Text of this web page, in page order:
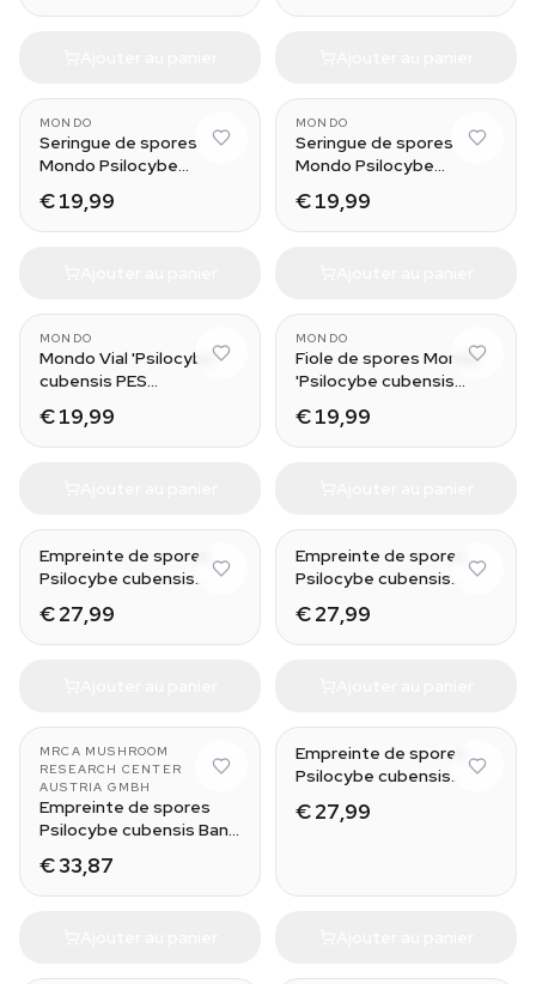
MONDO
Seringue de spores
Mondo Psilocybe
€ 19,99
MONDO
Seringue de spores
Mondo Psilocybe
€ 19,99
MONDO
Mondo Vial 'Psilocybe
cubensis PES
€ 19,99
MONDO
Fiole de spores Mondo
'Psilocybe cubensis
€ 19,99
Empreinte de spores
Psilocybe cubensis
€ 27,99
Empreinte de spores
Psilocybe cubensis
€ 27,99
MRCA MUSHROOM
RESEARCH CENTER
AUSTRIA GMBH
Empreinte de spores
Psilocybe cubensis Ban
€ 33,87
Empreinte de spores
Psilocybe cubensis
€ 27,99